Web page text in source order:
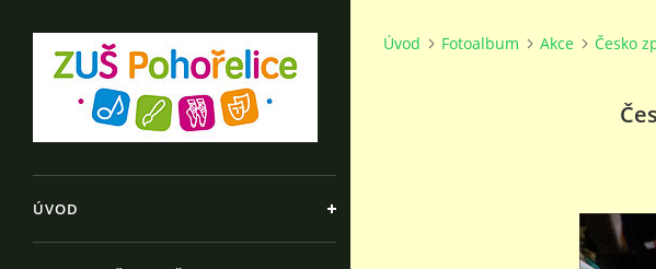
ÚVOD
Úvod Fotoalbum Akce Česko